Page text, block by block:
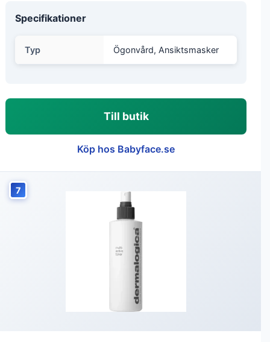
Specifikationer
Typ Ögonvård, Ansiktsmasker
Till butik
Köp hos Babyface.se
7